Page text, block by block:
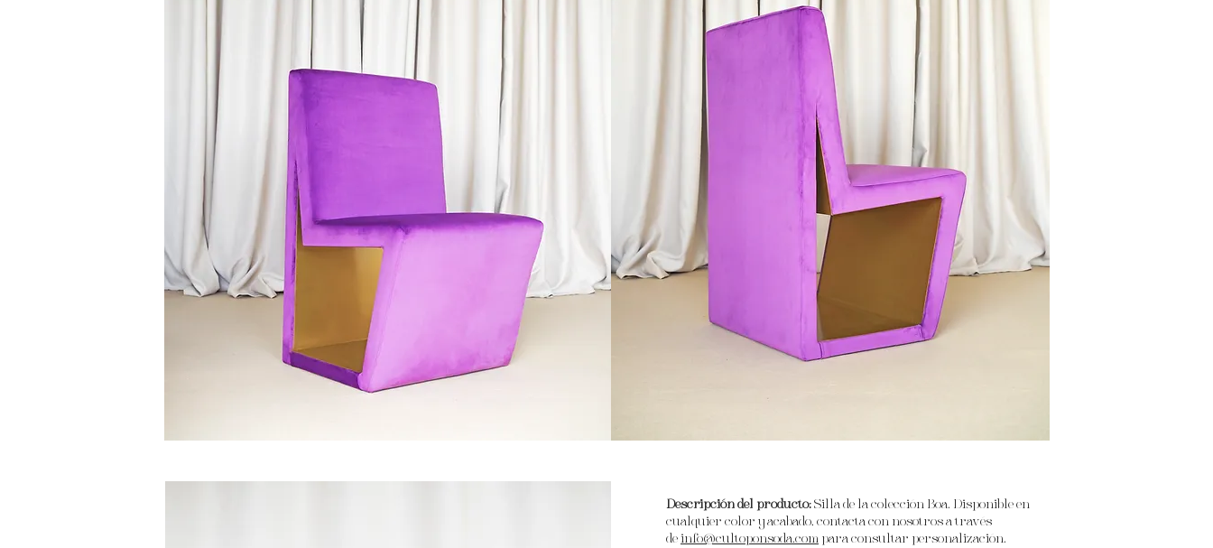
Descripción del producto:Silla de la colección Boa. Disponible en
cualquier color y acabado, contacta con nosotros a través
deinfo@cultoponsoda.com para consultar personalización.